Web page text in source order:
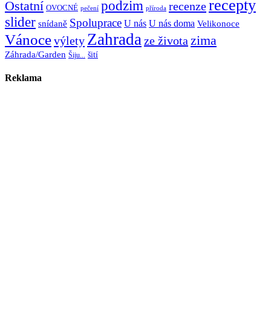
Ostatní OVOCNÉ pečení podzim příroda recenzerecepty
slider snídaně Spoluprace U nás U nás doma Velikonoce
Vánocevýlety Zahradaze života zima
Záhrada/Garden Šiju... šití
Reklama